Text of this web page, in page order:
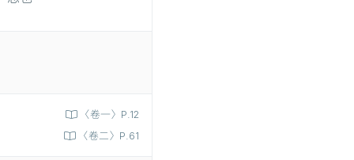
〈卷一〉P.12
〈卷二〉P.61